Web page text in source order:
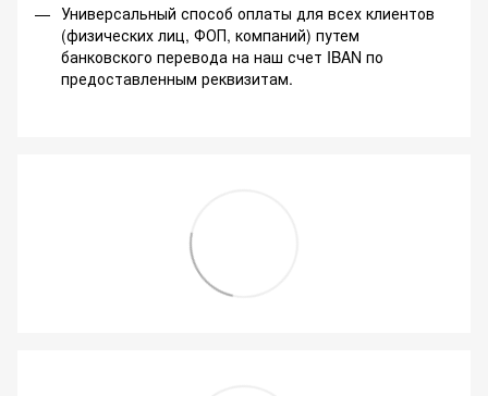
Универсальный способ оплаты для всех клиентов
(физических лиц, ФОП, компаний) путем
банковского перевода на наш счет IBAN по
предоставленным реквизитам.